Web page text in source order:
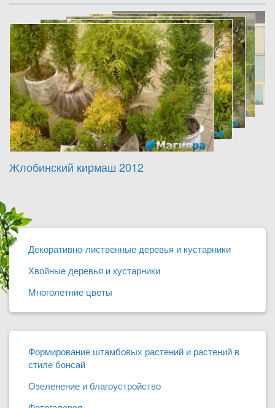
Жлобинский кирмаш 2012
Декоративно-лиственные деревья и кустарники
Хвойные деревья и кустарники
Многолетние цветы
Формирование штамбовых растений и растений в
стиле бонсай
Озеленение и благоустройство